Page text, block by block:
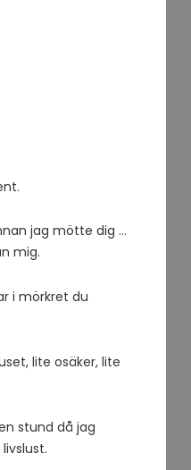
jag mötte dig …
mig.
i mörkret du
lite osäker, lite
stund då jag